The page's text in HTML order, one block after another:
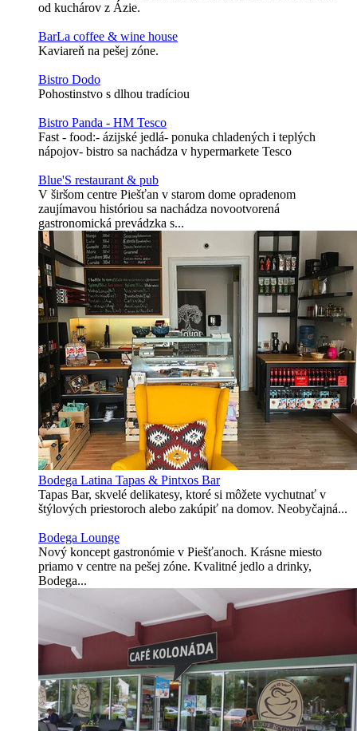
od kuchárov z Ázie.
BarLa coffee & wine house
Kaviareň na pešej zóne.
Bistro Dodo
Pohostinstvo s dlhou tradíciou
Bistro Panda - HM Tesco
Fast - food:- ázijské jedlá- ponuka chladených i teplých
nápojov- bistro sa nachádza v hypermarkete Tesco
Blue'S restaurant & pub
V širšom centre Piešťan v starom dome opradenom
zaujímavou históriou sa nachádza novootvorená
gastronomická prevádzka s...
Bodega Latina Tapas & Pintxos Bar
Tapas Bar, skvelé delikatesy, ktoré si môžete vychutnať v
štýlových priestoroch alebo zakúpiť na domov. Neobyčajná...
Bodega Lounge
Nový koncept gastronómie v Piešťanoch. Krásne miesto
priamo v centre na pešej zóne. Kvalitné jedlo a drinky,
Bodega...